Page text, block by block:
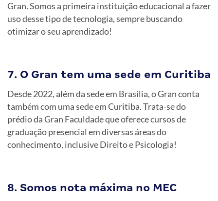
Gran. Somos a primeira instituição educacional a fazer
uso desse tipo de tecnologia, sempre buscando
otimizar o seu aprendizado!
7. O Gran tem uma sede em Curitiba
Desde 2022, além da sede em Brasília, o Gran conta
também com uma sede em Curitiba. Trata-se do
prédio da Gran Faculdade que oferece cursos de
graduação presencial em diversas áreas do
conhecimento, inclusive Direito e Psicologia!
8. Somos nota máxima no MEC